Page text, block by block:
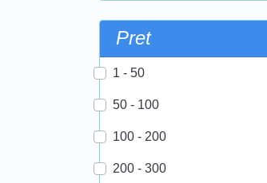
Pret
1 - 50
50 - 100
100 - 200
200 - 300